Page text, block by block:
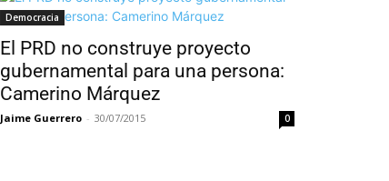
Democracia
El PRD no construye proyecto
gubernamental para una persona:
Camerino Márquez
Jaime Guerrero - 30/07/2015 0